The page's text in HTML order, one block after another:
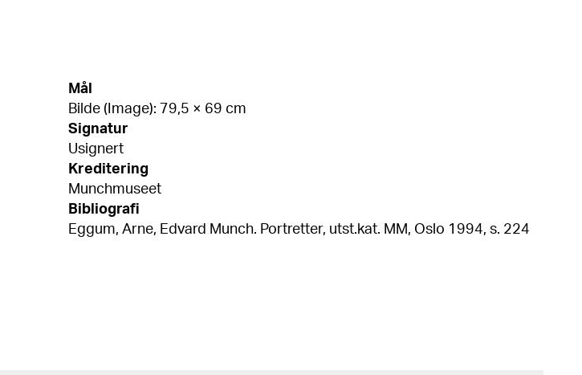
Mål
Bilde (Image): 79,5 × 69 cm
Signatur
Usignert
Kreditering
Munchmuseet
Bibliografi
Eggum, Arne, Edvard Munch. Portretter, utst.kat. MM, Oslo 1994, s. 224